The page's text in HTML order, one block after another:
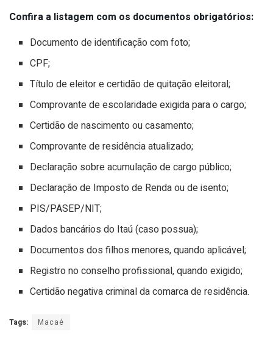
Confira a listagem com os documentos obrigatórios:
Documento de identificação com foto;
CPF;
Título de eleitor e certidão de quitação eleitoral;
Comprovante de escolaridade exigida para o cargo;
Certidão de nascimento ou casamento;
Comprovante de residência atualizado;
Declaração sobre acumulação de cargo público;
Declaração de Imposto de Renda ou de isento;
PIS/PASEP/NIT;
Dados bancários do Itaú (caso possua);
Documentos dos filhos menores, quando aplicável;
Registro no conselho profissional, quando exigido;
Certidão negativa criminal da comarca de residência.
Tags: Macaé